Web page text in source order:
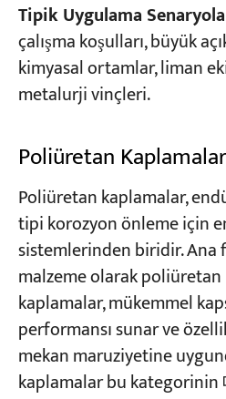
Tipik Uygulama
çalışma koşulları, büyük
kimyasal ortamlar, liman
metalurji vinçleri.
Poliüretan Kaplamalar
Poliüretan kaplamalar,
tipi korozyon önleme için
sistemlerinden biridir.
malzeme olarak
kaplamalar, mükemmel
performansı sunar ve
mekan maruziyetine
kaplamalar bu